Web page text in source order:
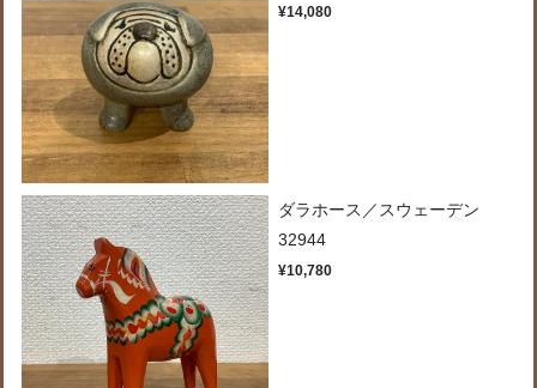
¥14,080
ダラホース／スウェーデン
32944
¥10,780